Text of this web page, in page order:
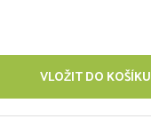
VLOŽIT DO KOŠÍKU